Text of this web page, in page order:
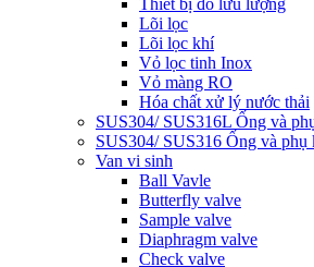
Thiết bị đo lưu lượng
Lõi lọc
Lõi lọc khí
Vỏ lọc tinh Inox
Vỏ màng RO
Hóa chất xử lý nước thải
SUS304/ SUS316L Ống và
SUS304/ SUS316 Ống và phụ
Van vi sinh
Ball Vavle
Butterfly valve
Sample valve
Diaphragm valve
Check valve